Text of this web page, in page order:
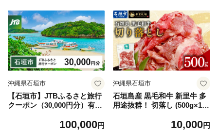
チケット 子供 子連れ カップ
ル 家族 人気 おすすめ 旅行ク
ーポン 店頭 オンライン ネッ
ト予約 電話 有効期間3年
チケット 子供 子連れ カップ
ル 家族 人気 おすすめ 旅行ク
ーポン 店頭 オンライン ネッ
ト予約 電話 有効期間3年
沖縄県石垣市
【石垣市】JTBふるさと旅行
クーポン（30,000円分）有効
行 トラベル 予約 国内旅行 JT
100,000円
沖縄県石垣市
石垣島産 黒毛和牛 新里牛 多
用途抜群！ 切落し (500g×1)
10,000円